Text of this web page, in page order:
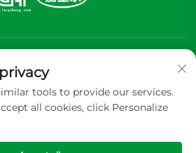
Suscribirse
tools to provide our services.
all cookies, click Personalize